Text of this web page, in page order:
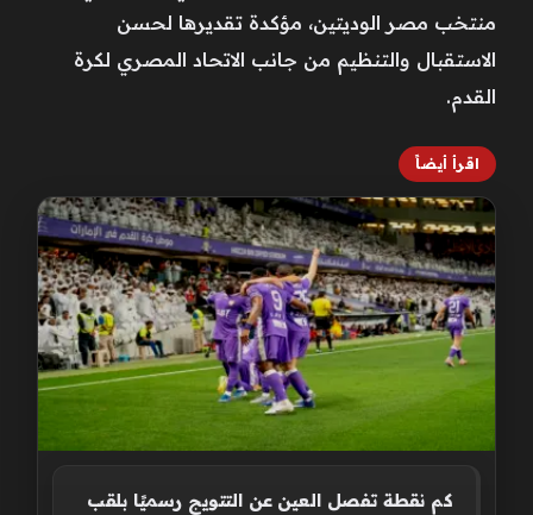
منتخب مصر الوديتين، مؤكدة تقديرها لحسن
الاستقبال والتنظيم من جانب الاتحاد المصري لكرة
القدم.
اقرأ أيضاً
كم نقطة تفصل العين عن التتويج رسميًا بلقب